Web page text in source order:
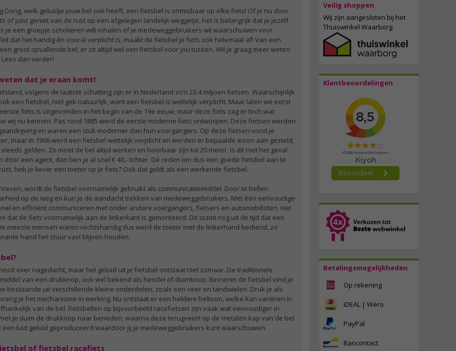
Veilig shoppen
Wij zijn aangesloten bij het
Thuiswinkel Waarborg.
Klantbeoordelingen
Betalingsmogelijkheden
Op rekening
iDEAL | Wero
PayPal
Bancontact
deelnemen aan het verkeer. Het monteren
de fietsbel is heel gemakkelijk dankzij het
met twee schroefjes. Deze fietsbel
niet alleen een trendy uitstraling, maar is
nog eens duurzaam. Met zijn black metallic
en modieuze slangenprint is het een
touch geeft.
Bel met slangenprint
Eenvoudig te monteren op stuurbeugel
Diameter: 60 millimeter
Kleur: zwart
Dong, welk geluidje jouw bel ook heeft, een fietsbel is onmisbaar op elke fiets! Of je nu door
of juist geniet van de rust op een afgelegen landelijk weggetje, het is belangrijk dat je jezelf
je een groepje scholieren wilt inhalen of je medeweggebruikers wil waarschuwen voor
dat het handig én vooral verplicht is, maakt de fietsbel je fiets ook helemaal af! Van een
groot opvallende bel, er zit altijd wel een fietsbel voor jou tussen. Wil je graag meer weten
dan verder!
dat je eraan komt!
volgens de laatste schatting zijn er in Nederland zo’n 23.4 miljoen fietsen. Waarschijnlijk
een fietsbel, niet gek natuurlijk, want een fietsbel is wettelijk verplicht. Maar laten we eerst
fiets is uitgevonden in het begin van de 19e eeuw, maar deze fiets zag er toch wat
wij nu kennen. Pas rond 1885 werd de eerste moderne fiets ontworpen. Deze fietsen werden
en waren een stuk moderner dan hun voorgangers. Op deze fietsen vond je
maar in 1906 werd een fietsbel wettelijk verplicht en werden er bepaalde eisen aan gesteld,
gelden. Zo moet de bel altijd werken en hoorbaar zijn tot 20 meter. Is dit niet het geval
door een agent, dan ben je al snel € 40,- lichter. Dé reden om dus een goede fietsbel aan te
heb je liever een toeter op je fiets? Ook dat geldt als een werkende fietsbel.
wordt de fietsbel voornamelijk gebruikt als communicatiemiddel. Door te bellen
op de weg en kun je de aandacht trekken van medeweggebruikers. Met één eenvoudige
en efficiënt communiceren met onder andere voetgangers, fietsers en automobilisten. Het
dat de fiets voornamelijk aan de linkerkant is gemonteerd. Dit stamt nog uit de tijd dat een
meeste mensen waren rechtshandig dus werd de toeter met de linkerhand bediend, zo
hand het stuur vast blijven houden.
over nagedacht, maar het geluid uit je fietsbel ontstaat niet zomaar. De traditionele
van een drukknop, ook wel bekend als hendel of duimknop. Binnenin de fietsbel vind je
bestaande uit verschillende kleine onderdelen, zoals een veer en tandwielen. Druk je als
je het mechanisme in werking. Nu ontstaat er een heldere beltoon, welke kan variëren in
van de bel. Fietsbellen op bijvoorbeeld racefietsen zijn vaak wat eenvoudiger in
je duim de drukknop naar beneden, waarna deze terugveert op de metalen kap van de bel
een luid geluid geproduceerd waardoor jij je medeweggebruikers kunt waarschuwen.
of fietsbel racefiets